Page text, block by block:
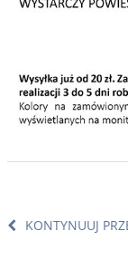
KONTYNUUJ